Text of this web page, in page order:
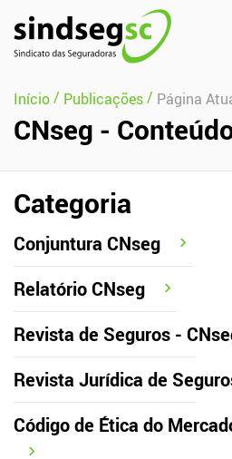
Pular Navegação (s)
Início/ Publicações/ Página
CNseg -
Categoria
Conjuntura CNseg
Relatório CNseg
Revista de Seguros -
Revista Jurídica de
Código de Ética do